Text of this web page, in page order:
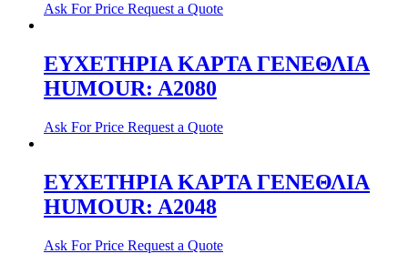
Ask For Price Request a Quote
ΕΥΧΕΤΗΡΙΑ ΚΑΡΤΑ ΓΕΝΕΘΛΙΑ
HUMOUR: A2080
Ask For Price Request a Quote
ΕΥΧΕΤΗΡΙΑ ΚΑΡΤΑ ΓΕΝΕΘΛΙΑ
HUMOUR: A2048
Ask For Price Request a Quote